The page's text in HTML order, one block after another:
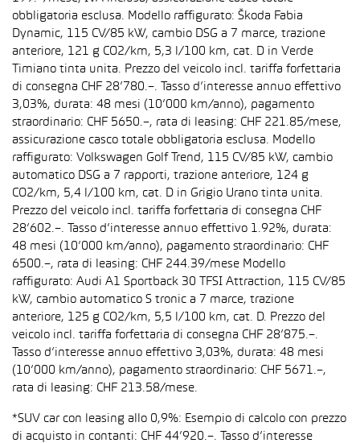
obbligatoria esclusa. Modello raffigurato: Škoda Fabia
Dynamic, 115 CV/85 kW, cambio DSG a 7 marce, trazione
anteriore, 121 g CO2/km, 5,3 l/100 km, cat. D in Verde
Timiano tinta unita. Prezzo del veicolo incl. tariffa forfettaria
di consegna CHF 28’780.–. Tasso d’interesse annuo effettivo
3,03%, durata: 48 mesi (10’000 km/anno), pagamento
straordinario: CHF 5650.–, rata di leasing: CHF 221.85/mese,
assicurazione casco totale obbligatoria esclusa. Modello
raffigurato: Volkswagen Golf Trend, 115 CV/85 kW, cambio
automatico DSG a 7 rapporti, trazione anteriore, 124 g
CO2/km, 5,4 l/100 km, cat. D in Grigio Urano tinta unita.
Prezzo del veicolo incl. tariffa forfettaria di consegna CHF
28’602.–. Tasso d’interesse annuo effettivo 1.92%, durata:
48 mesi (10’000 km/anno), pagamento straordinario: CHF
6500.–, rata di leasing: CHF 244.39/mese Modello
raffigurato: Audi A1 Sportback 30 TFSI Attraction, 115 CV/85
kW, cambio automatico S tronic a 7 marce, trazione
anteriore, 125 g CO2/km, 5,5 l/100 km, cat. D. Prezzo del
veicolo incl. tariffa forfettaria di consegna CHF 28’875.–.
Tasso d’interesse annuo effettivo 3,03%, durata: 48 mesi
(10’000 km/anno), pagamento straordinario: CHF 5671.–,
rata di leasing: CHF 213.58/mese.
*SUV car con leasing allo 0,9%: Esempio di calcolo con prezzo
di acquisto in contanti: CHF 44’920.–. Tasso d’interesse